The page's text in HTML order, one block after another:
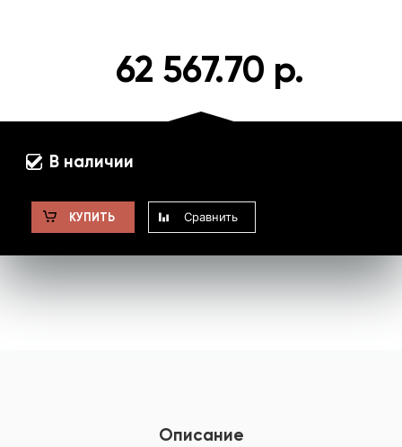
62 567.70 р.
В наличии
КУПИТЬ Сравнить
Описание